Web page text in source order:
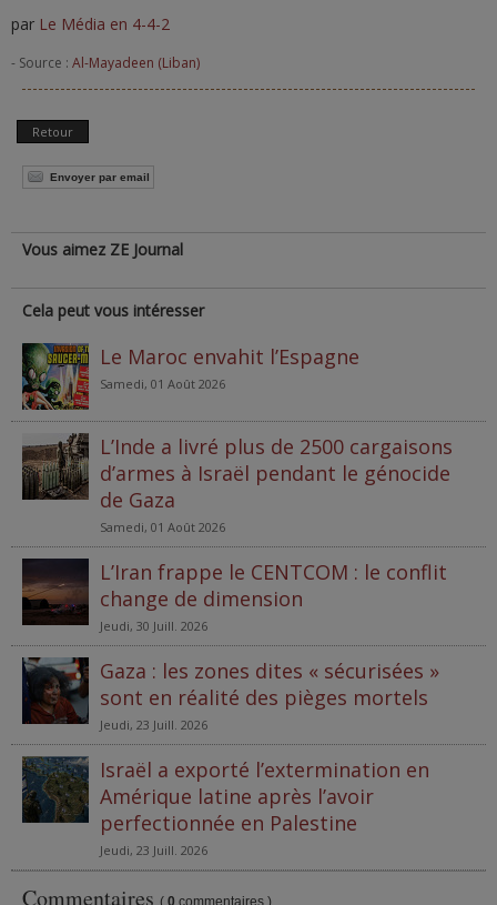
par Le Média en 4-4-2
- Source : Al-Mayadeen (Liban)
Retour
Envoyer par email
Vous aimez ZE Journal
Cela peut vous intéresser
Le Maroc envahit l’Espagne
Samedi, 01 Août 2026
L’Inde a livré plus de 2500 cargaisons
d’armes à Israël pendant le génocide
de Gaza
Samedi, 01 Août 2026
L’Iran frappe le CENTCOM : le conflit
change de dimension
Jeudi, 30 Juill. 2026
Gaza : les zones dites « sécurisées »
sont en réalité des pièges mortels
Jeudi, 23 Juill. 2026
Israël a exporté l’extermination en
Amérique latine après l’avoir
perfectionnée en Palestine
Jeudi, 23 Juill. 2026
Commentaires ( 0 commentaires )